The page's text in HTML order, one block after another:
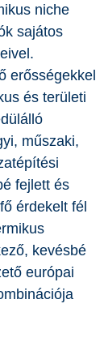
niche
sajátos
erősségekkel
és területi
műszaki,
fejlett és
érdekelt fél
kevésbé
európai